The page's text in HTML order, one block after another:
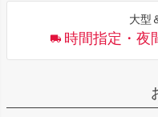
大型
時間指定・夜